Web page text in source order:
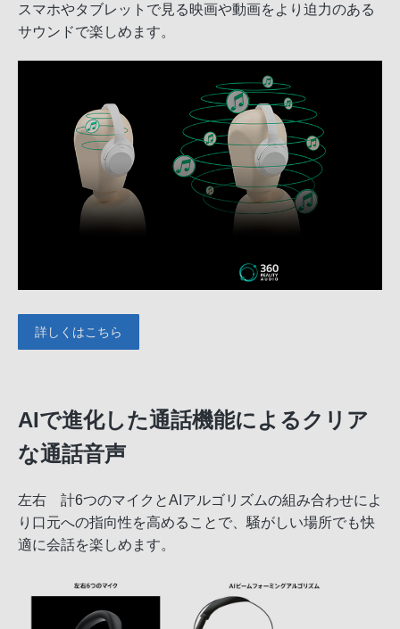
スマホやタブレットで見る映画や動画をより迫力のある
サウンドで楽しめます。
詳しくはこちら
AIで進化した通話機能によるクリア
な通話音声
左右 計6つのマイクとAIアルゴリズムの組み合わせによ
り口元への指向性を高めることで、騒がしい場所でも快
適に会話を楽しめます。